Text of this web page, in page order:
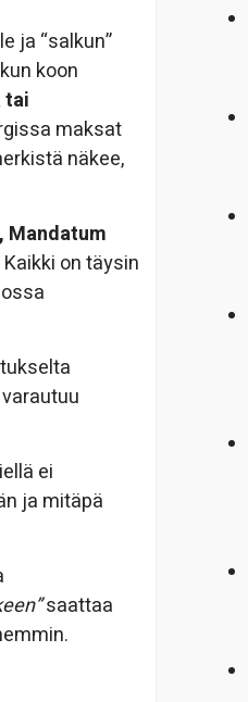
ja “salkun”
koon
tai
maksat
näkee,
, Mandatum
on täysin
ei
ja mitäpä
saattaa